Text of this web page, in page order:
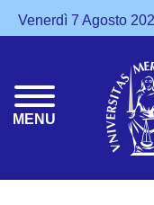
Venerdì 7 Agosto
MENU